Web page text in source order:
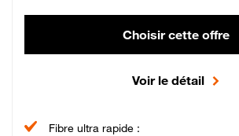
Choisir cette offre
Voir le détail
Fibre ultra rapide :